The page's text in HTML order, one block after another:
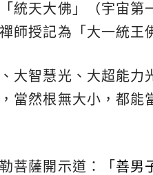
統天大佛」（宇宙第
師授記為「大一統王
大智慧光、大超能力
當然根無大小，都能
菩薩開示道：「 善男